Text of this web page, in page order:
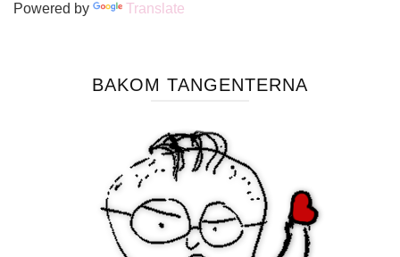
Powered by Translate
BAKOM TANGENTERNA